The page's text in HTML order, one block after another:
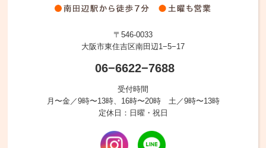
〒546-0033
大阪市東住吉区南田辺1−5−17
06−6622−7688
受付時間
月〜金／9時〜13時、16時〜20時 土／9時〜13時
定休日：日曜・祝日